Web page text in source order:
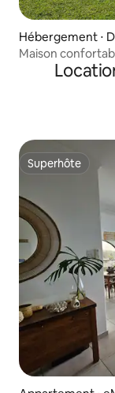
Hébergement ⋅
Maison
Superhôte
Superhôte